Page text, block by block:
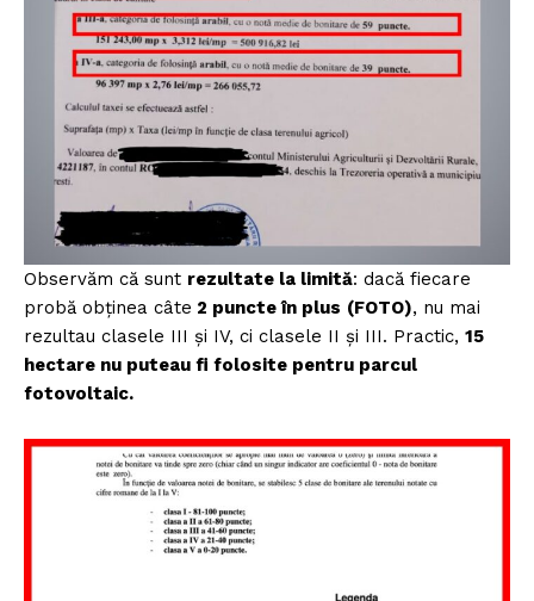
Observăm că sunt rezultate la limită: dacă fiecare
probă obținea câte 2 puncte în plus (FOTO), nu mai
rezultau clasele III și IV, ci clasele II și III. Practic, 15
hectare nu puteau fi folosite pentru parcul
fotovoltaic.